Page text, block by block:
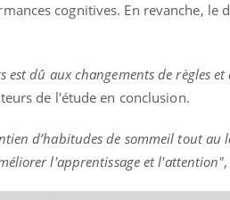
cognitives. En revanche, le
est dû aux changements de règles
de l'étude en conclusion.
d’habitudes de sommeil tout au
l'apprentissage et l'attention",